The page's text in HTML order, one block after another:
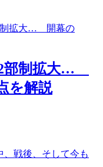
2部制拡大…
を解説
戦後、そして今も